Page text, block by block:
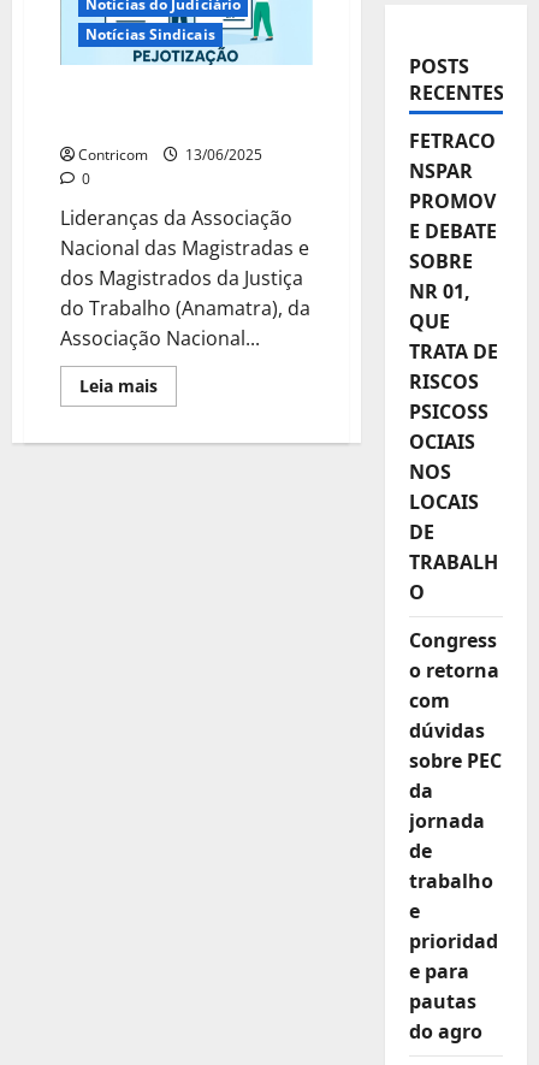
Notícias Sindicais
Contricom
13/06/2025
0
Lideranças da Associação
Nacional das Magistradas e
dos Magistrados da Justiça
do Trabalho (Anamatra), da
Associação Nacional...
Leia maisLeia
mais
da
POSTS
RECENTES
FETRACO
NSPAR
PROMOV
E DEBATE
SOBRE
NR 01,
QUE
TRATA DE
RISCOS
PSICOSS
OCIAIS
NOS
LOCAIS
DE
TRABALH
O
Congress
o retorna
com
dúvidas
sobre PEC
da
jornada
de
trabalho
e
prioridad
e para
pautas
do agro